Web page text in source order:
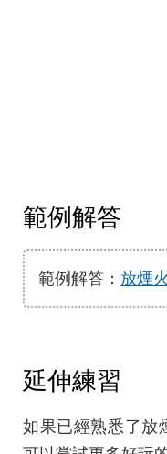
範例解答
範例解答： 放煙
延伸練習
如果已經熟悉了放